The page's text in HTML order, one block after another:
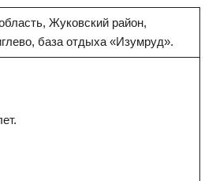
Жуковский район,
база отдыха «Изумруд».